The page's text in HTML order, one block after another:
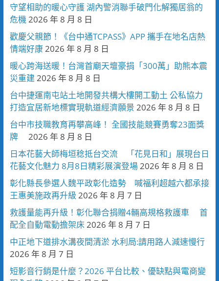
守望相助的暖心守護 湖內警消聯手破門化解獨居翁的
危機 2026 年 8 月 8 日
歡慶父親節！《台中通TCPASS》APP 攜手在地名店熱
情端好康 2026 年 8 月 8 日
暖心跨海送暖！台灣首廟天壇豪捐「300萬」助熊本震
災重建 2026 年 8 月 8 日
台中捷運南屯站土地開發共構大樓開工動土 公私協力
打造宜居新地標實現軌道經濟願景 2026 年 8 月 8 日
台中市技職教育再攀高峰！ 全國技能競賽勇奪23面獎
牌
2026 年 8 月 8 日
日本花藝大師梅垣稔抵台交流 「花見日和」展現台日
花藝文化魅力 8月8日精彩展演登場 2026 年 8 月 8 日
彰化縣長參選人魏平政彰化造勢 喊福利超越六都承接
王惠美施政再升級 2026 年 8 月 7 日
救護量能再升級！彰化聯合捐贈4輛高規格救護車 首
配全自動電動擔架床 2026 年 8 月 7 日
中正地下道排水溝夜間清淤 水利局:請用路人減速慢行
2026 年 8 月 7 日
短影音行銷是什麼？2026 平台比較、優缺點與電商變